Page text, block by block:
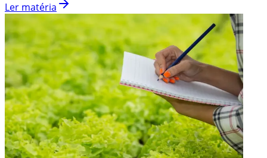
Ler matéria